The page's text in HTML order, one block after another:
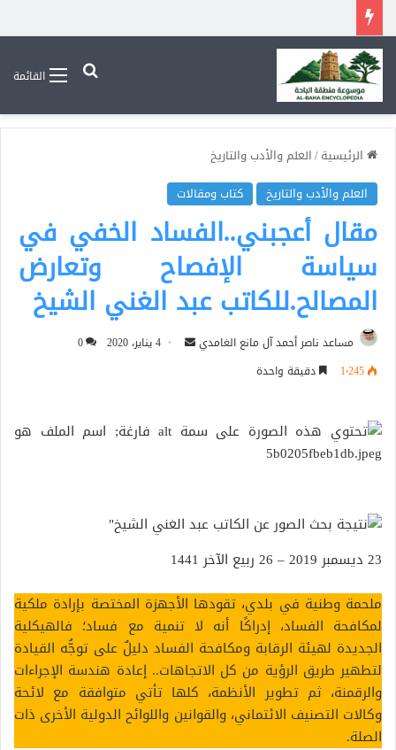
القائمةبحث عن
الرئيسية/العلم والأدب والتاريخ
العلم والأدب والتاريخ
كتاب ومقالات
مقال أعجبني..الفساد الخفي في
سياسة الإفصاح وتعارض
المصالح.للكاتب عبد الغني الشيخ
مساعد ناصر أحمد آل مانع الغامدي
أرسل 4 يناير، 2020
0
1٬245
دقيقة واحدة
23 ديسمبر 2019 – 26 ربيع الآخر 1441
ملحمة وطنية في بلدي، تقودها الأجهزة المختصة بإرادة ملكية
لمكافحة الفساد، إدراكًا أنه لا تنمية مع فساد؛ فالهيكلية
الجديدة لهيئة الرقابة ومكافحة الفساد دليلٌ على توجُّه القيادة
لتطهير طريق الرؤية من كل الاتجاهات.. إعادة هندسة الإجراءات
والرقمنة، ثم تطوير الأنظمة، كلها تأتي متوافقة مع لائحة
وكالات التصنيف الائتماني، والقوانين واللوائح الدولية الأخرى ذات
الصلة.